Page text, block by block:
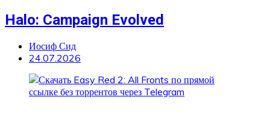
Halo: Campaign Evolved
Иосиф Сид
24.07.2026